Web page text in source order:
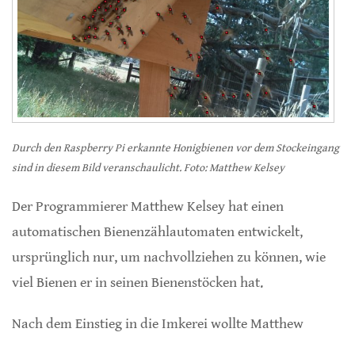
Durch den Raspberry Pi erkannte Honigbienen vor dem Stockeingang
sind in diesem Bild veranschaulicht. Foto: Matthew Kelsey
Der Programmierer Matthew Kelsey hat einen
automatischen Bienenzählautomaten entwickelt,
ursprünglich nur, um nachvollziehen zu können, wie
viel Bienen er in seinen Bienenstöcken hat.
Nach dem Einstieg in die Imkerei wollte Matthew